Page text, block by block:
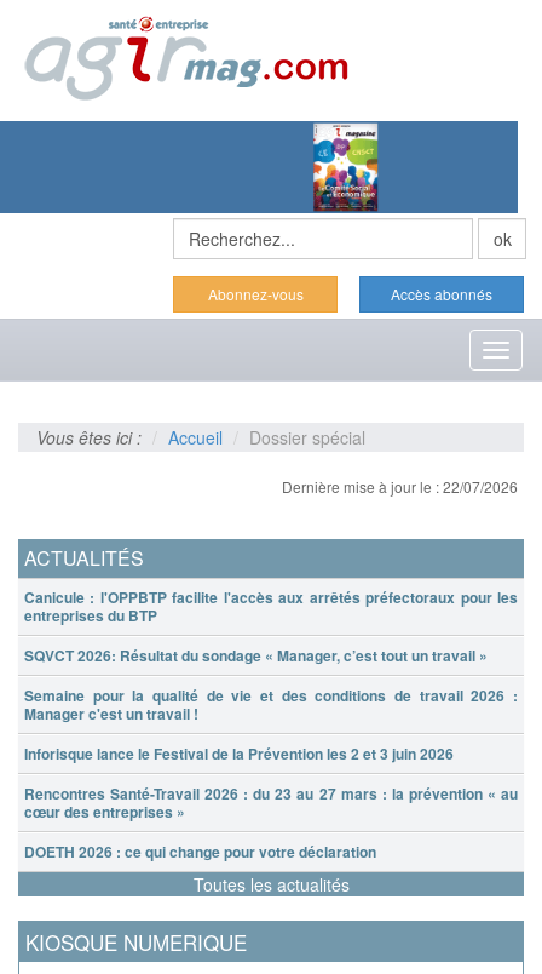
Abonnez-vous Accès abonnés
Vous êtes ici : Accueil Dossier spécial
Dernière mise à jour le : 22/07/2026
ACTUALITÉS
Canicule : l'OPPBTP facilite l'accès aux arrêtés préfectoraux pour les
entreprises du BTP
SQVCT 2026: Résultat du sondage « Manager, c’est tout un travail »
Semaine pour la qualité de vie et des conditions de travail 2026 :
Manager c'est un travail !
Inforisque lance le Festival de la Prévention les 2 et 3 juin 2026
Rencontres Santé-Travail 2026 : du 23 au 27 mars : la prévention « au
cœur des entreprises »
DOETH 2026 : ce qui change pour votre déclaration
Toutes les actualités
KIOSQUE NUMERIQUE